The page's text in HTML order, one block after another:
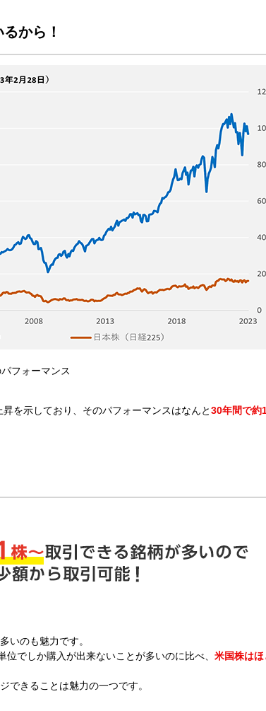
から！
フォーマンス
を示しており、そのパフォーマンスはなんと30年間で約
いのも魅力です。
でしか購入が出来ないことが多いのに比べ、 米国株は
できることは魅力の一つです。